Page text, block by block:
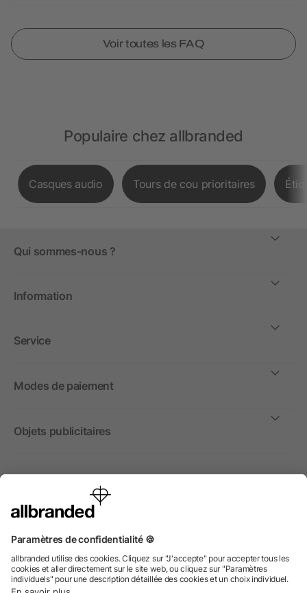
Voir toutes les FAQ
Populaire chez allbranded
Casques audio Tours de cou prioritaires
Qui sommes-nous ?
Information
Service
Modes de paiement
Objets publicitaires
International